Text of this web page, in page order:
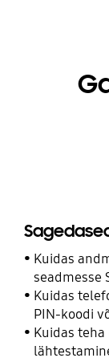
Kuidas
seadmesse
kanda?
Kuidas
PIN-koodi
Kuidas